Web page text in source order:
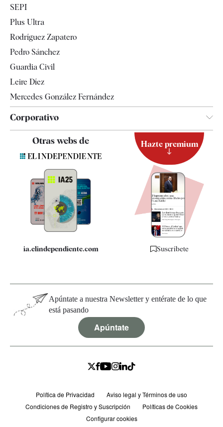
Televisión
SEPI
Plus Ultra
Rodríguez Zapatero
Pedro Sánchez
Guardia Civil
Leire Díez
Mercedes González Fernández
Corporativo
Contacto
Quiénes somos
Especificaciones
Otras webs de
ia.elindependiente.com
Hazte premium
Suscríbete
Apúntate a nuestra Newsletter y entérate de lo que
está pasando
Apúntate
Política de Privacidad
Aviso legal y Términos de uso
Condiciones de Registro y Suscripción
Políticas de Cookies
Configurar cookies